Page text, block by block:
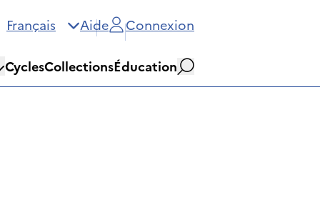
Français Aide Connexion
CyclesCollectionsÉducation
Rechercher